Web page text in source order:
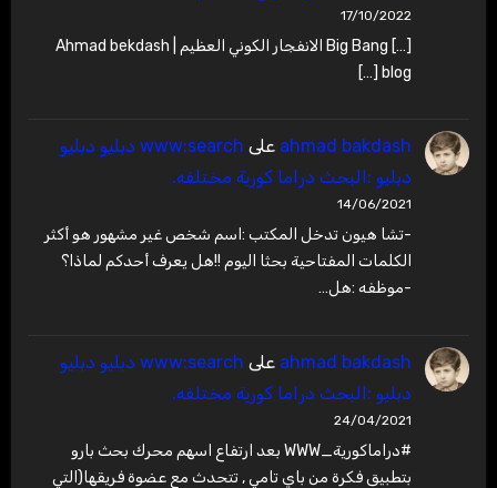
17/10/2022
[…] Big Bang الانفجار الكوني العظيم | Ahmad bekdash
blog […]
ahmad bakdash على
www:search دبليو دبليو
دبليو :البحث دراما كورية مختلفه.
14/06/2021
-تشا هيون تدخل المكتب :اسم شخص غير مشهور هو أكثر
الكلمات المفتاحية بحثا اليوم !!هل يعرف أحدكم لماذا؟
-موظفه :هل…
ahmad bakdash على
www:search دبليو دبليو
دبليو :البحث دراما كورية مختلفه.
24/04/2021
#دراماكورية_WWW بعد ارتفاع اسهم محرك بحث بارو
بتطبيق فكرة من باي تامي , تتحدث مع عضوة فريقها(التي